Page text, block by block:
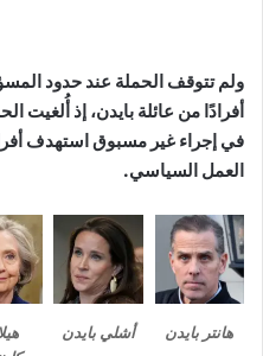
ولم تتوقف الحملة عند حدود
أفرادًا من عائلة بايدن، إذ أُلغيت
في إجراء غير مسبوق استهدف
العمل السياسي.
هانتر بايدن أشلي بايدن